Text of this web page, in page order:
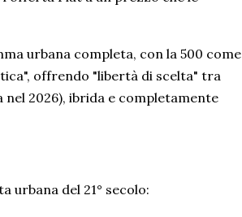
urbana completa, con la 500 come
offrendo "libertà di scelta" tra
2026), ibrida e completamente
urbana del 21° secolo: